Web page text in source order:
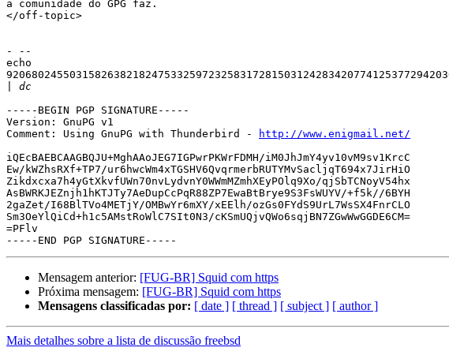
a comunidade do GPG faz.
</off-topic>
- --
echo
-----BEGIN PGP SIGNATURE-----
Version: GnuPG v1
Comment: Using GnuPG with Thunderbird -
http://www.enigmail.net/
iQEcBAEBCAAGBQJU+MghAAoJEG7IGPwrPKWrFDMH/iM0JhJmY4yv10vM9sv1KrcC
Ew/kWZhsRXf+TP7/ur6hwcWm4xTGSHV6QvqrmerbRUTYMvSacljqT694x7JirHiO
Zikdxcxa7h4yGtXkvfUWn70nvLydvnY0WWmMZmhXEyPOlq9Xo/qjSbTCNoyV54hx
AsBWRKJEZnjh1hKTJTy7AeDupCcPqR88ZP7EwaBtBrye9S3FsWUYV/+f5k//6BYH
2gaZet/I68BlTVo4METjY/OMBwYr6mXY/xEElh/ozGs0FYdS9UrL7WsSX4FnrCLO
Sm3OeYlQiCd+h1c5AMstRoWlC7SIt0N3/cKSmUQjvQWo6sqjBN7ZGwWwGGDE6CM=
=PFlv
Mensagem anterior: [FUG-BR] Squid com https
Próxima mensagem: [FUG-BR] Squid com https
Mensagens classificadas por: [ date ] [ thread ] [ subject ] [ author ]
Mais detalhes sobre a lista de discussão freebsd